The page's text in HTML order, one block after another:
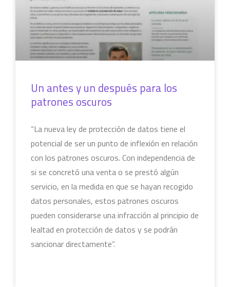
Un antes y un después para los
patrones oscuros
“La nueva ley de protección de datos tiene el
potencial de ser un punto de inflexión en relación
con los patrones oscuros. Con independencia de
si se concretó una venta o se prestó algún
servicio, en la medida en que se hayan recogido
datos personales, estos patrones oscuros
pueden considerarse una infracción al principio de
lealtad en protección de datos y se podrán
sancionar directamente”.